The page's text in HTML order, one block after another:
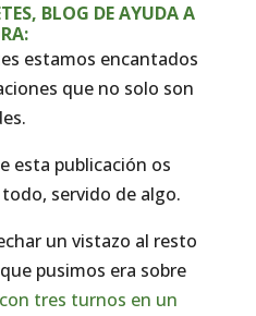
BLOG DE AYUDA A
estamos encantados
que no solo son
esta publicación os
servido de algo.
un vistazo al resto
pusimos era sobre
tres turnos en un